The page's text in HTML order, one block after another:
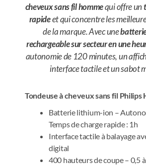
cheveux sans fil hommequi offre un
rapideet qui concentre les
de la marque. Avec une
rechargeable sur secteur en une
autonomie de 120 minutes, un
interface tactile et un sabot
Tondeuse à cheveux sans fil Philips
Batterie lithium-ion –
Temps de charge rapide : 1h
Interface tactile à balayage
digital
400 hauteurs de coupe – 0,5